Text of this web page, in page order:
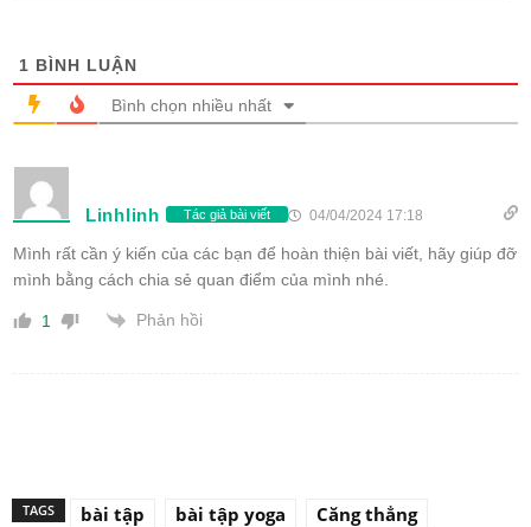
1 BÌNH LUẬN
Bình chọn nhiều nhất
Linhlinh Tác giả bài viết 04/04/2024 17:18
Mình rất cần ý kiến của các bạn để hoàn thiện bài viết, hãy giúp đỡ
mình bằng cách chia sẻ quan điểm của mình nhé.
1 Phản hồi
TAGS bài tập bài tập yoga
Căng thẳng